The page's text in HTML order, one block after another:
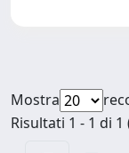
Mostra
Risultati 1 - 1 di